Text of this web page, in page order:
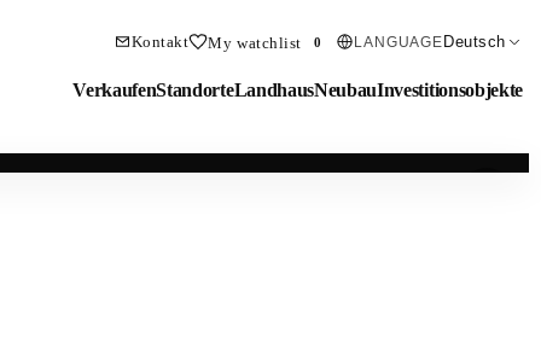
Kontakt My watchlist 0 LANGUAGE Deutsch
VerkaufenStandorteLandhausNeubauInvestitionsobjekte